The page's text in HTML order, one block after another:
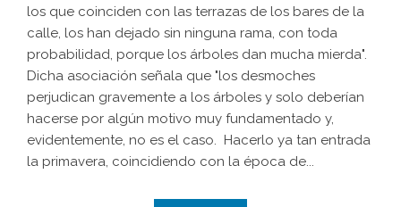
los que coinciden con las terrazas de los bares de la
calle, los han dejado sin ninguna rama, con toda
probabilidad, porque los árboles dan mucha mierda".
Dicha asociación señala que "los desmoches
perjudican gravemente a los árboles y solo deberían
hacerse por algún motivo muy fundamentado y,
evidentemente, no es el caso. Hacerlo ya tan entrada
la primavera, coincidiendo con la época de...